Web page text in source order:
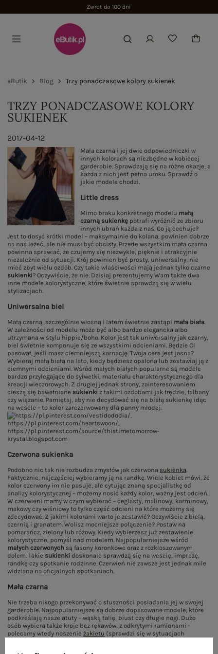
Zwrot do 100 dni
eButik Blog Trzy ponadczasowe kolory sukienek
TRZY PONADCZASOWE KOLORY
SUKIENEK
2017-04-12
Mała czarna i jej dwie odpowiedniczki w
innych kolorach są niezbędne w kobiecej
garderobie. Sprawdzają się na różne okazje, a
każda z nich jest pełna uroku. Sprawdź o
jakie modele chodzi.
Little dress
Mimo braku konkretnego modelu małą
czarną sukienkępotrafi wyróżnić ze zbioru
innych ubrań każda z nas. Co ją cechuje?
Jest to dosyć krótki model – maksymalnie do kolana, powinien dobrze
na nas leżeć, ale nie musi być obcisły. Przede wszystkim mała czarna
powinna sprawiać, że czujemy się niezwykle, pięknie i atrakcyjnie
niezależnie od sytuacji. Krój powinien być prosty, uniwersalny, nie
mieć zbyt wielu ozdób. Czy takie właściwości mają jednak tylko czarne
sukienki? Oczywiście, że nie. Dzisiaj prezentujemy Wam także dwa
inne modele kolorystyczne, które świetnie sprawdzą się w wielu
stylizacjach.
Uniwersalna biel
Małą czarną, szczególnie wiosną i latem świetnie zastąpi mała biała.
W zależności od modelu może być albo bardzo elegancka albo
utrzymana w stylu hippie/boho. Kolor jest tak uniwersalny jak czarny,
biel świetnie komponuje się ze wszystkimi odcieniami. Będzie Ci
pasował, jeśli masz ciemniejszą karnację. Twoja cera jest jasna?
Wybieraj małą białą na lato, kiedy będziesz opalona lub zestawiaj ją z
ciemnymi odcieniami. Wśród małych białych popularne są modele
bardzo przylegające do sylwetki, materiału charakterystycznego dla
kreacji wieczorowych. Z drugiej jednak strony, zainteresowaniem
cieszą się bawełniane sukienki z takimi ozdobami jak frędzle, falbany
czy wiązanie. Pamiętaj, aby nie decydować się na białą sukienkę idąc
na wesele – to kolor zarezerwowany dla panny młodej.
Czerwona sukienka
Podobno nic tak nie rozbudza zmysłów jak czerwona sukienka.
Faktycznie, najczęściej wybieramy ją na randkę. Wiele kobiet mówi, że
kolor czerwony im nie pasuje, ale cytując znaną specjalistkę od
analizy kolorystycznej – możemy nosić każdy kolor, ważny jest odcień.
W czerwieni mamy w czym wybierać – ceglasty, malinowy, karminowy,
makowy czy wiśniowy to tylko część odcieni na które możemy się
zdecydować. Z jakimi kolorami warto je zestawić? Oczywiście z bielą,
czernią i granatem. Wolisz mocniejsze połączenie? Postaw na
pomarańcz, zielony lub różowy. Kiedy wybierzesz już zestawienie
kolorystyczne, pomyśl nad modelem. Najpopularniejsze wśród
małych czerwonych są fasony koronkowe oraz z rozkloszowanym
dołem. Takie sukienki doskonale sprawdzą się na weselę, imprezę,
randkę czy spotkanie rodzinne. Czerwień nie zawsze jest jednak mile
widziana na oficjalnych spotkaniach.
Mała czarna
Nie trzeba nikogo przekonywać o słuszności posiadania jej w swojej
garderobie. Najpopularniejsze są dobrze dopasowane modele, które
podkreślają nasze atuty – wąską talię, biust czy długie nogi. Dużo
osób wybiera także kroje bez rękawów, z odkrytymi ramionami -
polecamy wtedy noszenie żakietu (sprawdzi się w sytuacjach